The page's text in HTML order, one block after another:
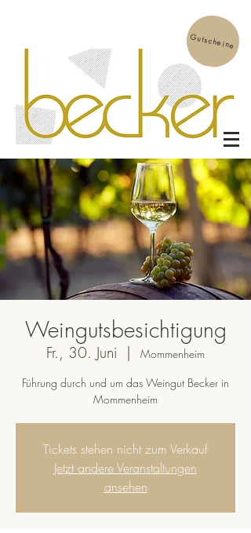
Gutscheine
Weingutsbesichtigung
Fr., 30. Juni
  |
Mommenheim
Führung durch und um das Weingut Becker in
Mommenheim
Tickets stehen nicht zum Verkauf
Jetzt andere Veranstaltungen
ansehen